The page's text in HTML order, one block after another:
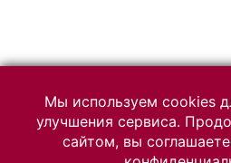
Мы используем cookies
улучшения сервиса.
сайтом, вы